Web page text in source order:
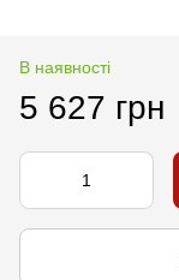
В наявності
5 627 грн